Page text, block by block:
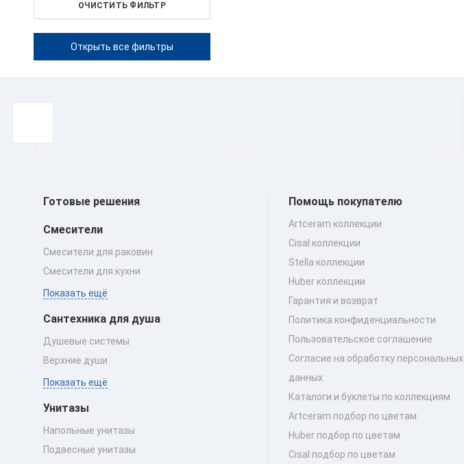
satin pvd black ()
ОЧИСТИТЬ ФИЛЬТР
Открыть все фильтры
Готовые решения
Смесители
Смесители для раковин
Смесители для кухни
Показать ещё
Сантехника для душа
Душевые системы
Верхние души
Показать ещё
Унитазы
Напольные унитазы
Подвесные унитазы
Помощь покупателю
Artceram коллекции
Cisal коллекции
Stella коллекции
Huber коллекции
Гарантия и возврат
Политика конфиденциальности
Пользовательское соглашение
Согласие на обработку персональных
данных
Каталоги и буклеты по коллекциям
Artceram подбор по цветам
Huber подбор по цветам
Cisal подбор по цветам